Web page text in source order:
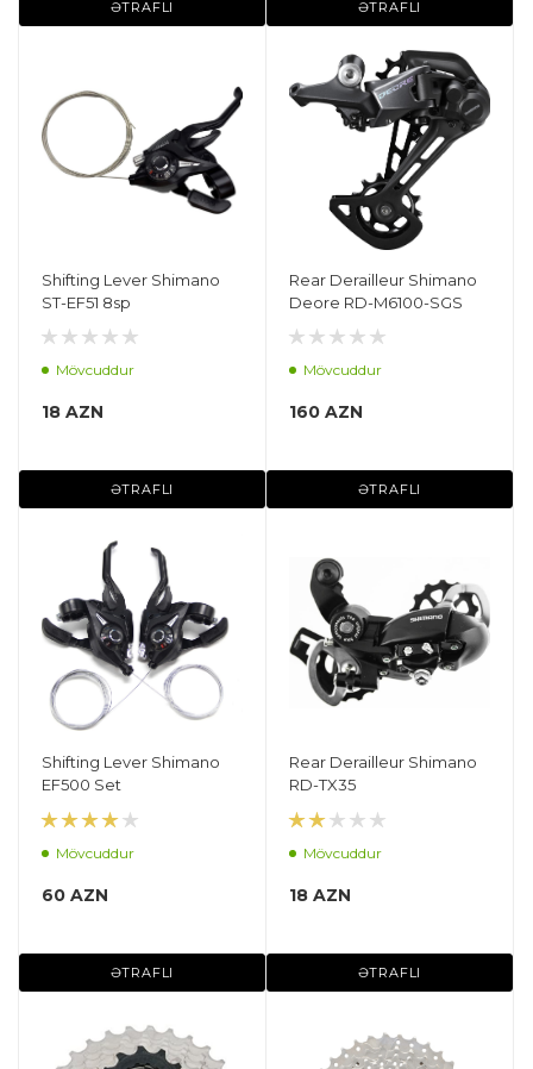
ƏTRAFLI ƏTRAFLI
Shifting Lever Shimano
ST-EF51 8sp
Mövcuddur
18 AZN
ƏTRAFLI
Rear Derailleur Shimano
Deore RD-M6100-SGS
Mövcuddur
160 AZN
ƏTRAFLI
Shifting Lever Shimano
EF500 Set
Mövcuddur
60 AZN
ƏTRAFLI
Rear Derailleur Shimano
RD-TX35
Mövcuddur
18 AZN
ƏTRAFLI